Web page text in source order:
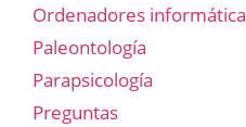
Ordenadores informática
Paleontología
Parapsicología
Preguntas